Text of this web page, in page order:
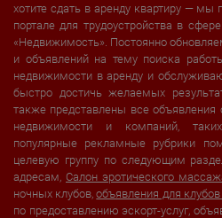
хотите сдать в аренду квартиру — мы
портале для трудоустройства в
«Недвижимость». Постоянно
и объявлений на тему поиска
недвижимости в аренду и
быстро достичь желаемых
также представлены все
недвижимости и компаний,
популярные рекламные рубрики
целевую группу по следующим
адресам, Салон эротического
ночных клубов,объявления для
по предоставлению эскорт-услуг,